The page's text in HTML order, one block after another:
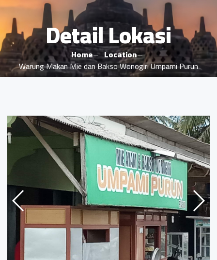
Detail Lokasi
Home
Location
Warung Makan Mie dan Bakso Wonogiri Umpami Purun